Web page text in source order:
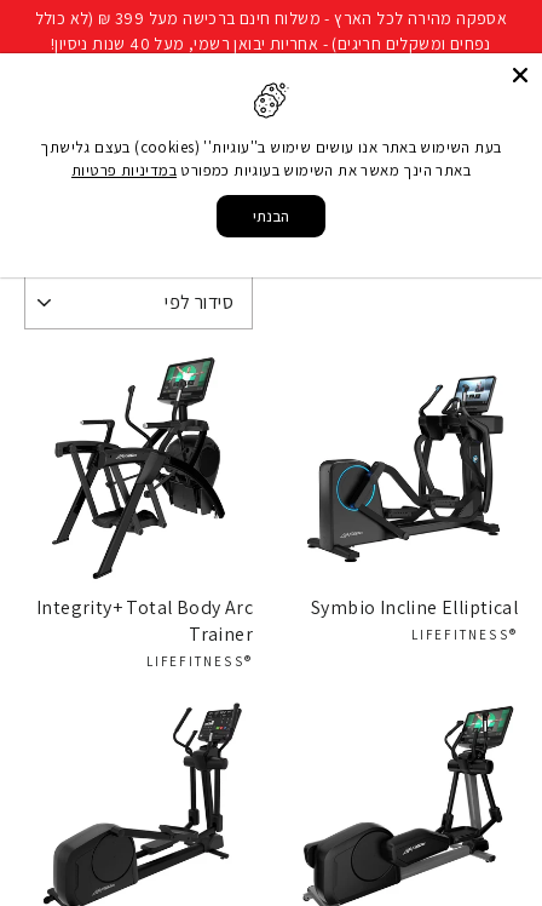
להמשך
אספקה מהירה לכל הארץ - משלוח חינם ברכישה מעל 399 ₪ (לא כולל
נפחים ומשקלים חריגים) - אחריות יבואן רשמי, מעל 40 שנות ניסיון!
מכשיר חתירה מקצועי
מכשיר חתירה מקצועי
Symbio Incline Elliptical
®LIFEFITNESS
Integrity+ Total Body Arc
Trainer
®LIFEFITNESS
בעת השימוש באתר אנו עושים שימוש ב''עוגיות'' (cookies) בעצם גלישתך
באתר הינך מאשר את השימוש בעוגיות כמפורט במדיניות פרטיות
הבנתי